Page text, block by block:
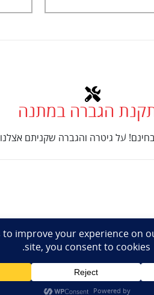
הגברה במתנה
על גיטרה והגברה שקניתם אצלנו
Design:
נינטאי